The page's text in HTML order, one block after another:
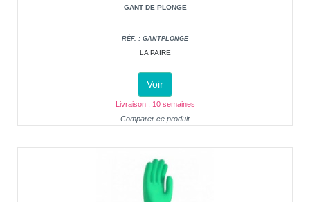
GANT DE PLONGE
RÉF. : GANTPLONGE
LA PAIRE
Voir
Livraison : 10 semaines
Comparer ce produit